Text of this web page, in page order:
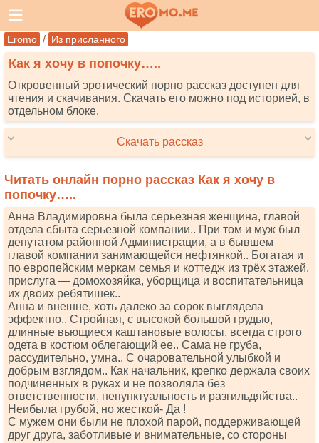
Eromo / Из присланного
Как я хочу в попочку…..
Откровенный эротический порно рассказ доступен для
чтения и скачивания. Скачать его можно под историей, в
отдельном блоке.
Скачать рассказ
Читать онлайн порно рассказ Как я хочу в
попочку…..
Анна Владимировна была серьезная женщина, главой
отдела сбыта серьезной компании.. При том и муж был
депутатом районной Администрации, а в бывшем
главой компании занимающейся нефтянкой.. Богатая и
по европейским меркам семья и коттедж из трёх этажей,
прислуга — домохозяйка, уборщица и воспитательница
их двоих ребятишек..
Анна и внешне, хоть далеко за сорок выглядела
эффектно.. Стройная, с высокой большой грудью,
длинные вьющиеся каштановые волосы, всегда строго
одета в костюм облегающий ее.. Сама не груба,
рассудительно, умна.. С очаровательной улыбкой и
добрым взглядом.. Как начальник, крепко держала своих
подчиненных в руках и не позволяла без
ответственности, непунктуальность и разгильдяйства..
Неибыла грубой, но жесткой- Да !
С мужем они были не плохой парой, поддерживающей
друг друга, заботливые и внимательные, со стороны